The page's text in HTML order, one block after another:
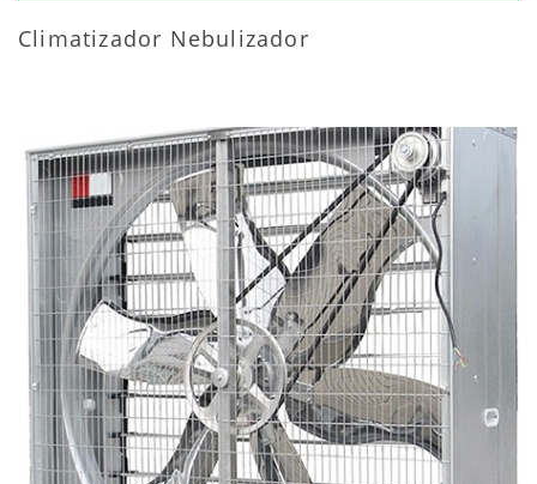
Climatizador Nebulizador